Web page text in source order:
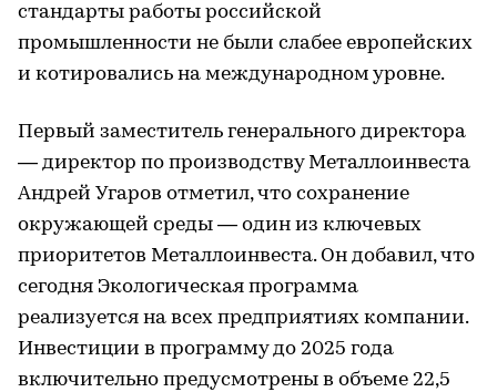
стандарты работы российской
промышленности не были слабее европейских
и котировались на международном уровне.
Первый заместитель генерального директора
— директор по производству Металлоинвеста
Андрей Угаров отметил, что сохранение
окружающей среды — один из ключевых
приоритетов Металлоинвеста. Он добавил, что
сегодня Экологическая программа
реализуется на всех предприятиях компании.
Инвестиции в программу до 2025 года
включительно предусмотрены в объеме 22,5